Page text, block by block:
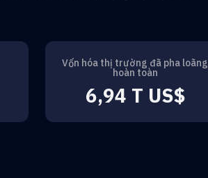
Vốn hóa thị trường đã pha loãng
hoàn toàn
6,94 T US$